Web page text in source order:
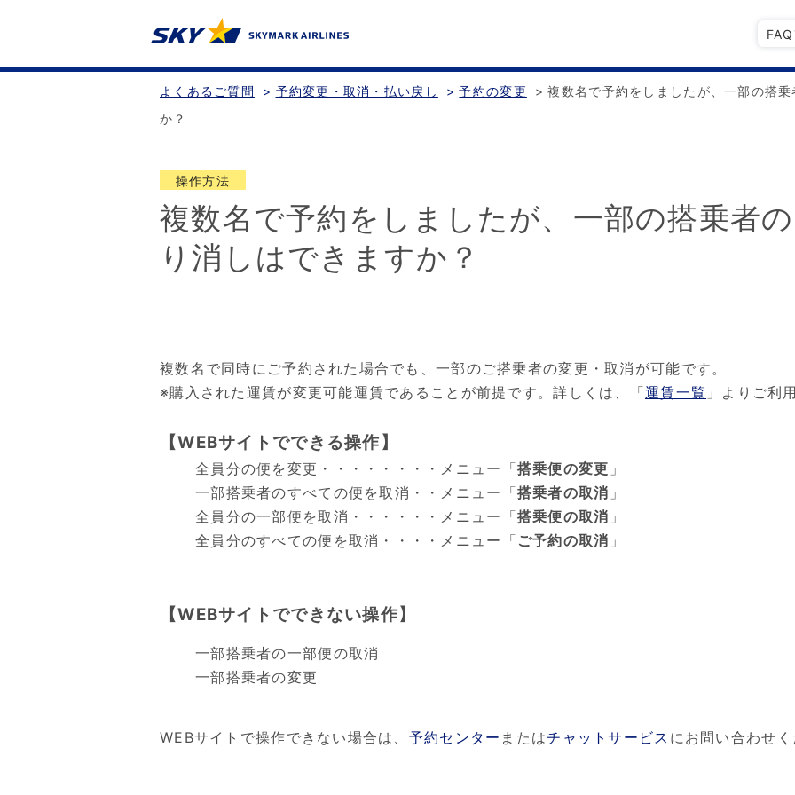
よくあるご質問 > 予約変更・取消・払い戻し > 予約の変更 > 複数名で予約をしましたが、一部の搭
か？
操作方法
複数名で予約をしましたが、一部の搭乗者
り消しはできますか？
複数名で同時にご予約された場合でも、一部のご搭乗者の変更・取消が可能です。
※購入された運賃が変更可能運賃であることが前提です。詳しくは、「運賃一覧 」よりご利
【WEBサイトでできる操作】
全員分の便を変更・・・・・・・・メニュー「搭乗便の変更 」
一部搭乗者のすべての便を取消・・メニュー「搭乗者の取消 」
全員分の一部便を取消・・・・・・メニュー「搭乗便の取消 」
全員分のすべての便を取消・・・・メニュー「 ご予約の取消 」
【WEBサイトでできない操作】
一部搭乗者の一部便の取消
一部搭乗者の変更
WEBサイトで操作できない場合は、 予約センター またはチャットサービス にお問い合わせ